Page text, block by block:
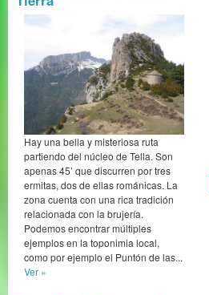
Hay una bella y misteriosa ruta
partiendo del núcleo de Tella. Son
apenas 45’ que discurren por tres
ermitas, dos de ellas románicas. La
zona cuenta con una rica tradición
relacionada con la brujería.
Podemos encontrar múltiples
ejemplos en la toponimia local,
como por ejemplo el Puntón de las...
Ver »